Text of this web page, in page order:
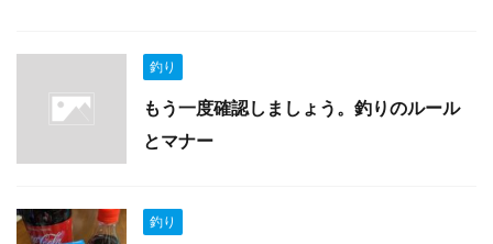
釣り
もう一度確認しましょう。釣りのルール
とマナー
釣り